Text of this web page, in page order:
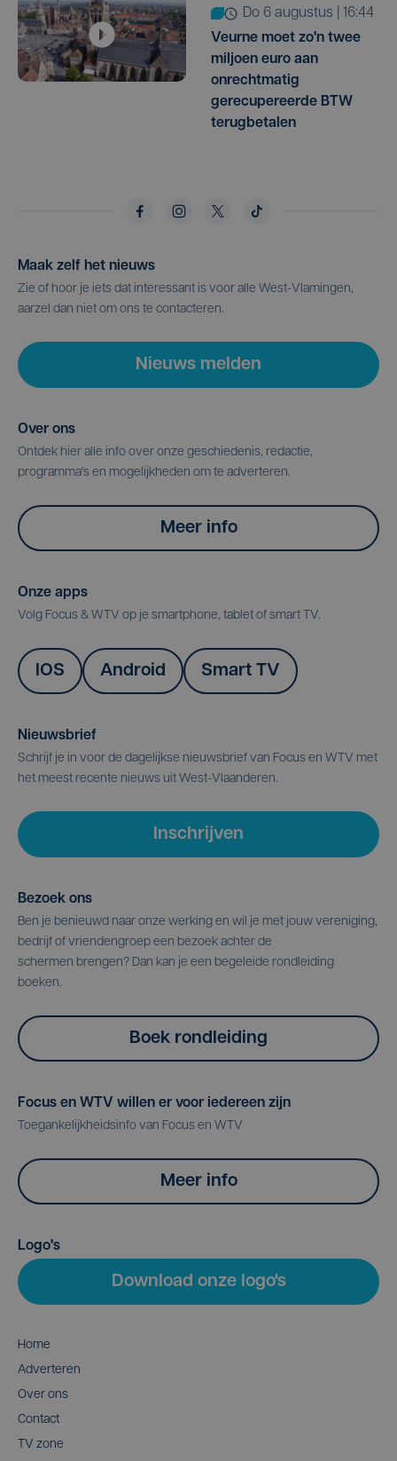
do 6 augustus | 16:44
Veurne moet zo'n twee
miljoen euro aan
onrechtmatig
gerecupereerde BTW
terugbetalen
Maak zelf het nieuws
Zie of hoor je iets dat interessant is voor alle West-Vlamingen,
aarzel dan niet om ons te contacteren.
Nieuws melden
Over ons
Ontdek hier alle info over onze geschiedenis, redactie,
programma's en mogelijkheden om te adverteren.
Meer info
Onze apps
Volg Focus & WTV op je smartphone, tablet of smart TV.
IOS Android Smart TV
Nieuwsbrief
Schrijf je in voor de dagelijkse nieuwsbrief van Focus en WTV met
het meest recente nieuws uit West-Vlaanderen.
Inschrijven
Bezoek ons
Ben je benieuwd naar onze werking en wil je met jouw vereniging,
bedrijf of vriendengroep een bezoek achter de
schermen brengen? Dan kan je een begeleide rondleiding
boeken.
Boek rondleiding
Focus en WTV willen er voor iedereen zijn
Toegankelijkheidsinfo van Focus en WTV
Meer info
Logo's
Download onze logo's
Home
Adverteren
Over ons
Contact
TV zone